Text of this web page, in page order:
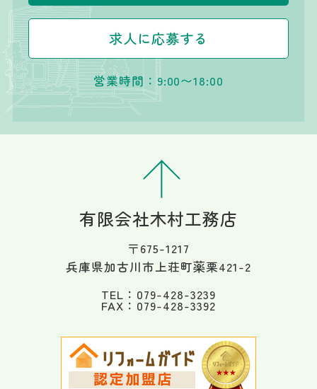
求人に応募する
営業時間：9:00〜18:00
有限会社木村工務店
〒675-1217
兵庫県加古川市上荘町薬栗421-2
TEL：079-428-3239
FAX：079-428-3392